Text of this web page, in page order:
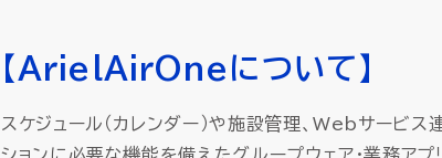
【ArielAirOneについて】
スケジュール（カレンダー）や施設管理、Webサービス